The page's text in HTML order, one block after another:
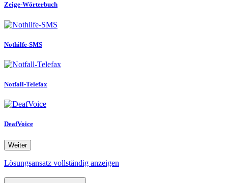
Zeige-Wörterbuch
Nothilfe-SMS
Notfall-Telefax
DeafVoice
Weiter
Lösungsansatz vollständig anzeigen